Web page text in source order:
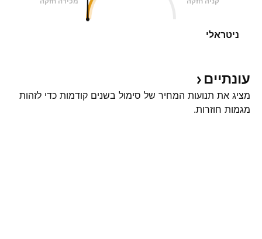
ניטראלי
עונתיים
מציג את תנועות המחיר של סימול בשנים קודמות כדי לזהות
מגמות חוזרות.